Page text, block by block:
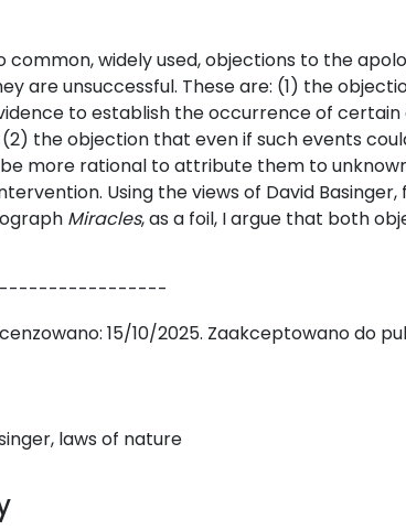
common, widely used, objections to the
are unsuccessful. These are: (1) the
to establish the occurrence of certain
the objection that even if such events
more rational to attribute them to
Using the views of David Basinger,
Miracles, as a foil, I argue that both
15/10/2025. Zaakceptowano do
laws of nature